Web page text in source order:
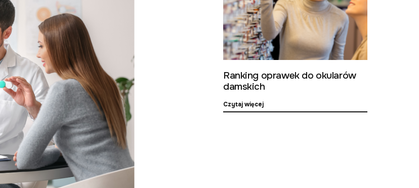
Ranking oprawek do okularów
damskich
Czytaj więcej